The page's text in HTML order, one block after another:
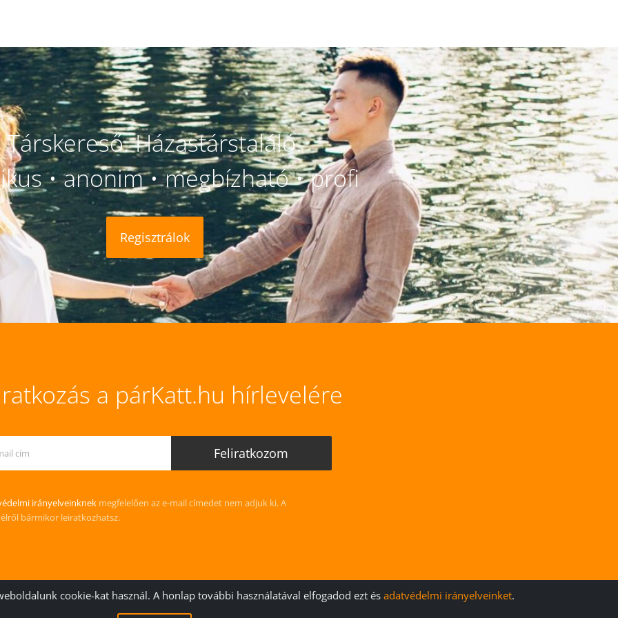
Társkereső. Házastárstaláló.
• anonim • megbízható • profi
Regisztrálok
a párKatt.hu hírlevelére
irányelveinknekmegfelelően az e-mail címedet nem adjuk ki. A
bármikor leiratkozhatsz.
cookie-kat használ. A honlap további használatával elfogadod ezt és adatvédelmi irányelveinket.